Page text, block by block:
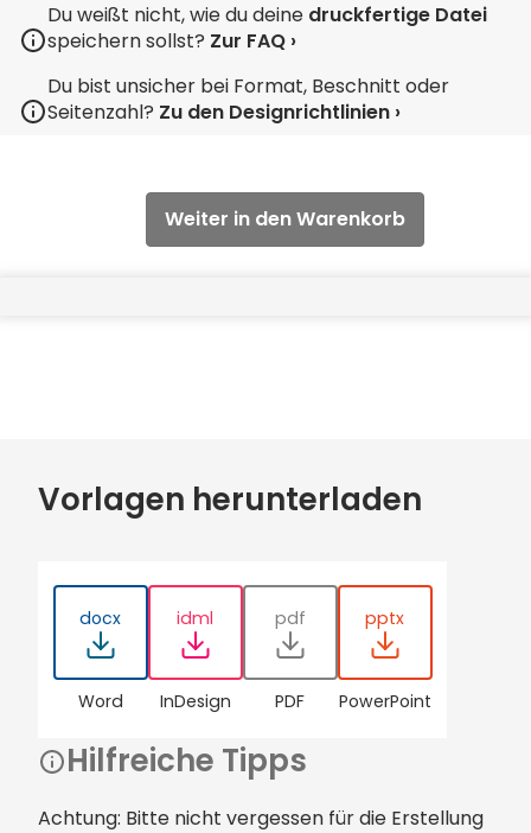
Du weißt nicht, wie du deine druckfertige Datei
speichern sollst? Zur FAQ ›
Du bist unsicher bei Format, Beschnitt oder
Seitenzahl? Zu den Designrichtlinien ›
Weiter in den Warenkorb
Vorlagen herunterladen
docx
Word
idml
InDesign
pdf
PDF
pptx
PowerPoint
Hilfreiche Tipps
Achtung: Bitte nicht vergessen für die Erstellung